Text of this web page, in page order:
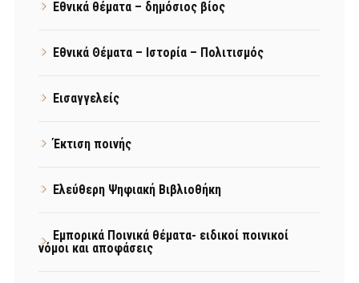
Εθνικά θέματα – δημόσιος βίος
Εθνικά Θέματα – Ιστορία – Πολιτισμός
Εισαγγελείς
Έκτιση ποινής
Ελεύθερη Ψηφιακή Βιβλιοθήκη
Εμπορικά Ποινικά θέματα- ειδικοί ποινικοί
νόμοι και αποφάσεις